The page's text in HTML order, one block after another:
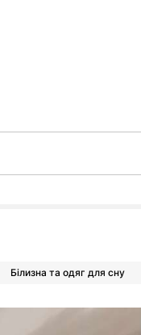
Білизна та одяг для сну